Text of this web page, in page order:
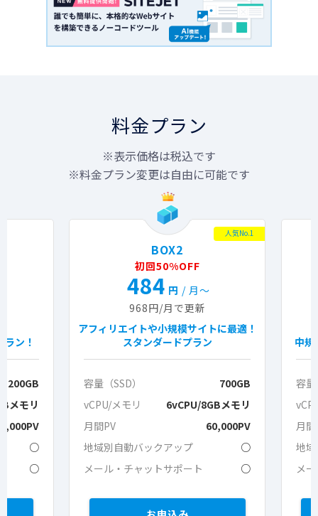
料金プラン
※表示価格は税込です
※料金プラン変更は自由に可能です
ン！
200GB
メモリ
○
○
人気No.1
BOX2
初回50%OFF
484 円 / 月〜
968円/月で更新
アフィリエイトや小規模サイトに最適！
スタンダードプラン
容量（SSD）
700GB
vCPU/メモリ
6vCPU/8GBメモリ
月間PV
60,000PV
地域別自動バックアップ
○
メール・チャットサポート
○
中規
容
月間
地
メ